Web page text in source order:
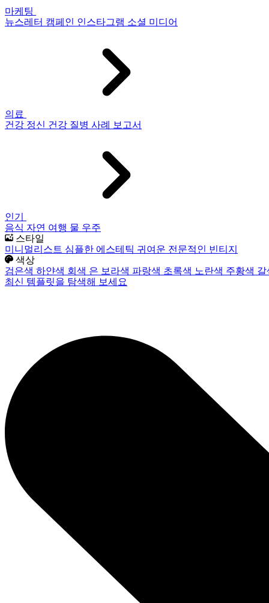
마케팅
뉴스레터 캠페인 인스타그램 소셜 미디어
의료
건강 정신 건강 질병 사례 보고서
인기
음식 자연 여행 물 우주
스타일
미니멀리스트 심플한 에스테틱 귀여운 전문적인 빈티지
색상
검은색 하얀색 회색 은 보라색 파랑색 초록색 노란색 주황색
최신 템플릿을 탐색해 보세요